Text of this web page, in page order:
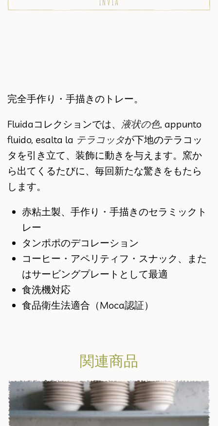
完全手作り・手描きのトレー。
Fluidaコレクションでは、 液状の色, appunto
fluido, esalta la テラコッタが下地のテラコッ
タを引き立て、装飾に動きを与えます。窯か
ら出てくるたびに、毎回新たな驚きをもたら
します。
赤粘土製、手作り・手描きのセラミックト
レー
タンポポのデコレーション
コーヒー・アペリティフ・スナック、また
はサービングプレートとして最適
食洗機対応
食品衛生法適合（Moca認証）
関連商品